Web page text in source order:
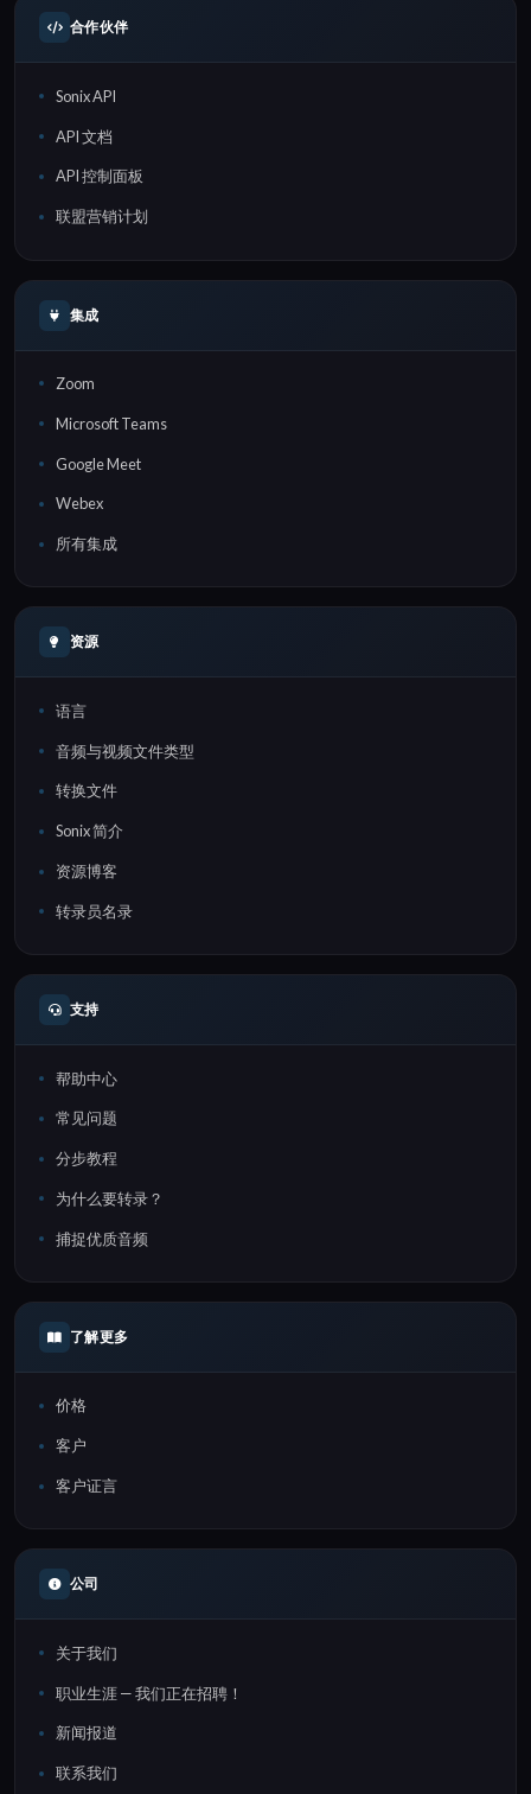
合作伙伴
Sonix API
API 文档
API 控制面板
联盟营销计划
集成
Zoom
Microsoft Teams
Google Meet
Webex
所有集成
资源
语言
音频与视频文件类型
转换文件
Sonix 简介
资源博客
转录员名录
支持
帮助中心
常见问题
分步教程
为什么要转录？
捕捉优质音频
了解更多
价格
客户
客户证言
公司
关于我们
职业生涯 — 我们正在招聘！
新闻报道
联系我们